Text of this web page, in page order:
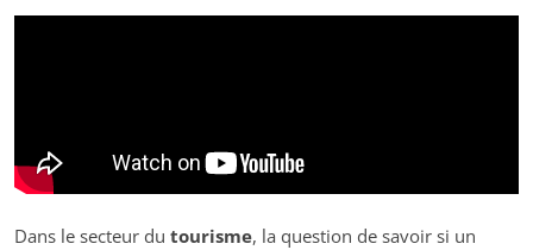
Dans le secteur du tourisme, la question de savoir si un